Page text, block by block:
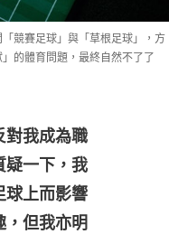
競賽足球」與「草根足球」，方
的體育問題，最終自然不了了
對我成為職
疑一下，我
球上而影響
，但我亦明